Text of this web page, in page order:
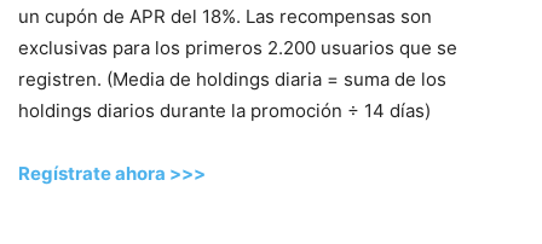
un cupón de APR del 18%. Las recompensas son
exclusivas para los primeros 2.200 usuarios que se
registren. (Media de holdings diaria = suma de los
holdings diarios durante la promoción ÷ 14 días)
Regístrate ahora >>>